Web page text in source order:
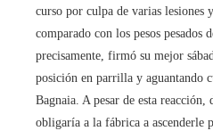
curso por culpa de varias lesiones
comparado con los pesos pesados
precisamente, firmó su mejor
posición en parrilla y aguantando
Bagnaia. A pesar de esta
obligaría a la fábrica a ascenderle